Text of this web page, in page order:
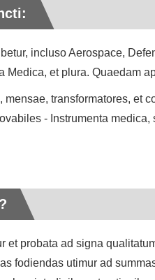
incluso Aerospace,
et plura. Quaedam
transformatores, et
- Instrumenta medica,
et probata ad signa
fodiendas utimur ad